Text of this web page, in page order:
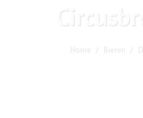
Home Bieren